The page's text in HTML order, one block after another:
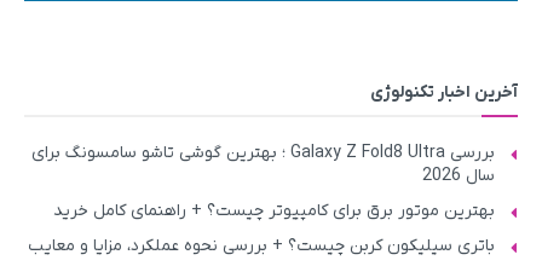
آخرین اخبار تکنولوژی
بررسی Galaxy Z Fold8 Ultra ؛ بهترین گوشی تاشو سامسونگ برای
سال 2026
بهترین موتور برق برای کامپیوتر چیست؟ + راهنمای کامل خرید
باتری سیلیکون کربن چیست؟ + بررسی نحوه عملکرد، مزایا و معایب